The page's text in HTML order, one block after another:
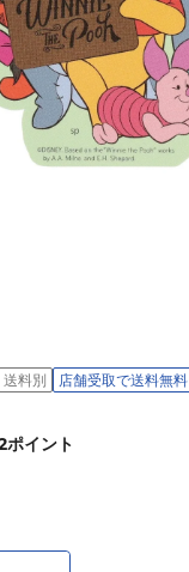
送料別 店舗受取で送料無料
ポイント